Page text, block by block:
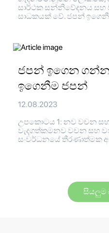
සාර්ථක සන්නිවේදනය සහ
සාධකයක් වේ. ජපන්
ජපන් ඉගෙන ගන්න
ඉගෙනීම ජපන්
12.08.2023
උපකොටය 1: නව වචන
වැදගත්කමනව වචන සහ
සංවර්ධනයේ තීරණාත්මක
සියලුම